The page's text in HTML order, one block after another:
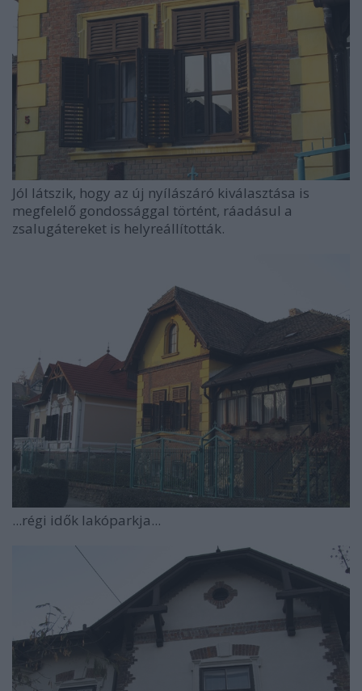
Jól látszik, hogy az új nyílászáró kiválasztása is
megfelelő gondossággal történt, ráadásul a
zsalugátereket is helyreállították.
...régi idők lakóparkja...